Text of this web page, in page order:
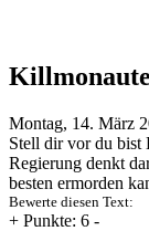
Montag, 14. März
Stell dir vor du bist
Regierung denkt
besten ermorden
Bewerte diesen Text:
+ Punkte: 6 -